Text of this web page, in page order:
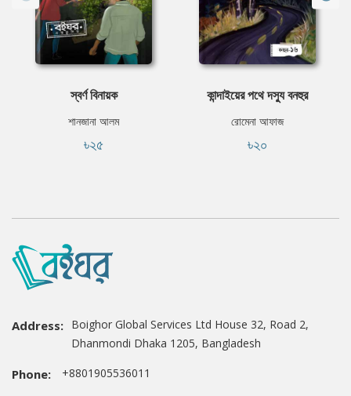
স্বর্ণ বিনায়ক
শানজানা আলম
৳২৫
কান্দাইয়ের পথে দস্যু বনহুর
রোমেনা আফাজ
৳২০
Address: Boighor Global Services Ltd House 32, Road 2,
Dhanmondi Dhaka 1205, Bangladesh
Phone: +8801905536011